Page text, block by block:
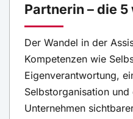
Partnerin – die
Der Wandel in der
Kompetenzen wie
Eigenverantwortung,
Selbstorganisation und
Unternehmen